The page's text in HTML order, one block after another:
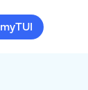
myTUI